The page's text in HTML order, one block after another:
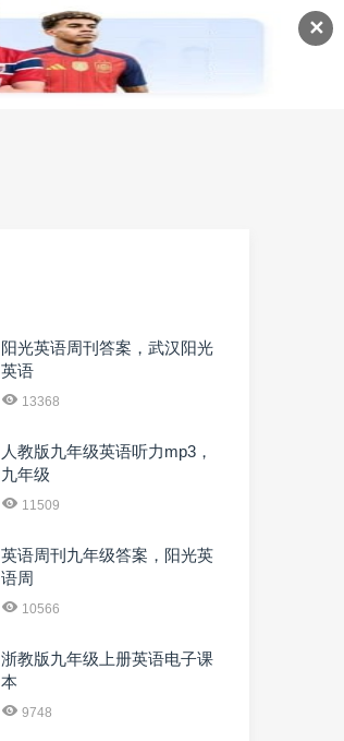
✕
英语资料
阳光英语周刊答案，武汉阳光
英语
13368
人教版九年级英语听力mp3，
九年级
11509
英语周刊九年级答案，阳光英
语周
10566
浙教版九年级上册英语电子课
本
9748